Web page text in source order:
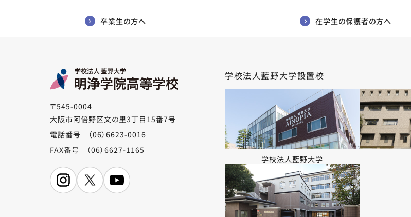
卒業生の方へ 在学生の保護者の方へ
〒545-0004
大阪市阿倍野区文の里3丁目15番7号
電話番号 （06）6623-0016
FAX番号 （06）6627-1165
学校法人藍野大学設置校
学校法人藍野大学